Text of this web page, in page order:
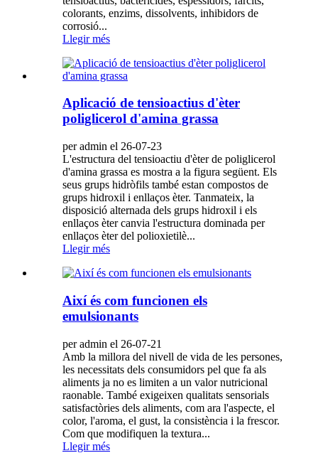
colorants, enzims, dissolvents, inhibidors de
corrosió...
Llegir més
Aplicació de tensioactius d'èter
poliglicerol d'amina grassa
per admin el 26-07-23
L'estructura del tensioactiu d'èter de poliglicerol
d'amina grassa es mostra a la figura següent. Els
seus grups hidròfils també estan compostos de
grups hidroxil i enllaços èter. Tanmateix, la
disposició alternada dels grups hidroxil i els
enllaços èter canvia l'estructura dominada per
enllaços èter del polioxietilè...
Llegir més
Així és com funcionen els
emulsionants
per admin el 26-07-21
Amb la millora del nivell de vida de les persones,
les necessitats dels consumidors pel que fa als
aliments ja no es limiten a un valor nutricional
raonable. També exigeixen qualitats sensorials
satisfactòries dels aliments, com ara l'aspecte, el
color, l'aroma, el gust, la consistència i la frescor.
Com que modifiquen la textura...
Llegir més